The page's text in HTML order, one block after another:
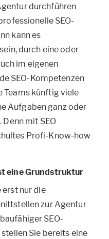
durchführen
SEO-
kann es
durch eine oder
im eigenen
SEO-Kompetenzen
Teams künftig viele
Aufgaben ganz oder
mit SEO
Profi-Know-how
eine Grundstruktur
erst nur die
zur Agentur
SEO-
Sie bereits eine